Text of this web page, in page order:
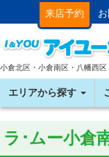
来店予約
小倉北区・小倉南区・八幡西
エリアから探す
ラ･ムー小倉